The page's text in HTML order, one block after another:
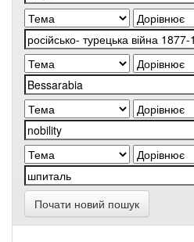
Почати новий пошук